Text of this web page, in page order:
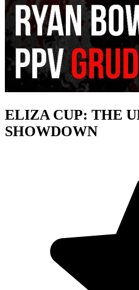
ELIZA CUP: THE
SHOWDOWN